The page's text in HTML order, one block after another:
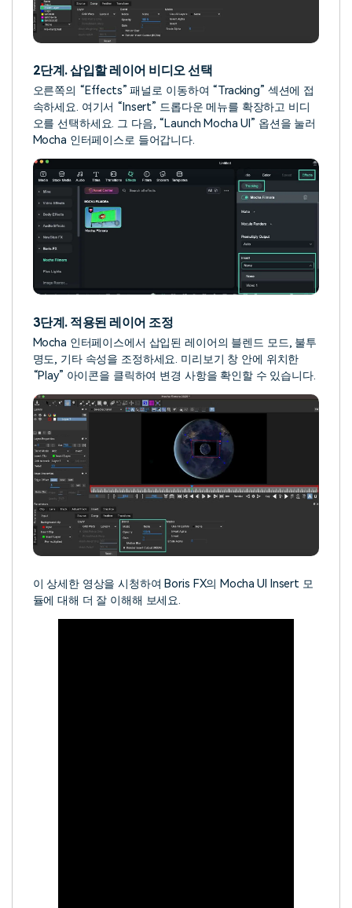
2단계. 삽입할 레이어 비디오 선택
오른쪽의 “Effects” 패널로 이동하여 “Tracking” 섹션에 접
속하세요. 여기서 “Insert” 드롭다운 메뉴를 확장하고 비디
오를 선택하세요. 그 다음, “Launch Mocha UI” 옵션을 눌러
Mocha 인터페이스로 들어갑니다.
3단계. 적용된 레이어 조정
Mocha 인터페이스에서 삽입된 레이어의 블렌드 모드, 불투
명도, 기타 속성을 조정하세요. 미리보기 창 안에 위치한
“Play” 아이콘을 클릭하여 변경 사항을 확인할 수 있습니다.
이 상세한 영상을 시청하여 Boris FX의 Mocha UI Insert 모
듈에 대해 더 잘 이해해 보세요.